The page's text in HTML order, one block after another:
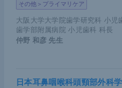
その他＞プライマリケア
大阪大学大学院歯学研究科 小児
歯学部附属病院 小児歯科 科長
仲野 和彦 先生
日本耳鼻咽喉科頭頸部外科